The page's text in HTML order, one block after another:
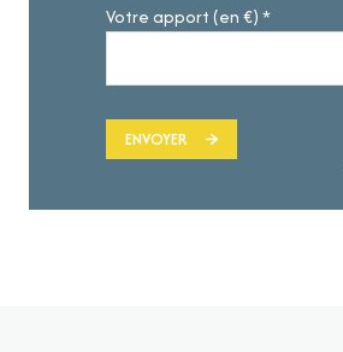
Votre apport (en €) *
ENVOYER